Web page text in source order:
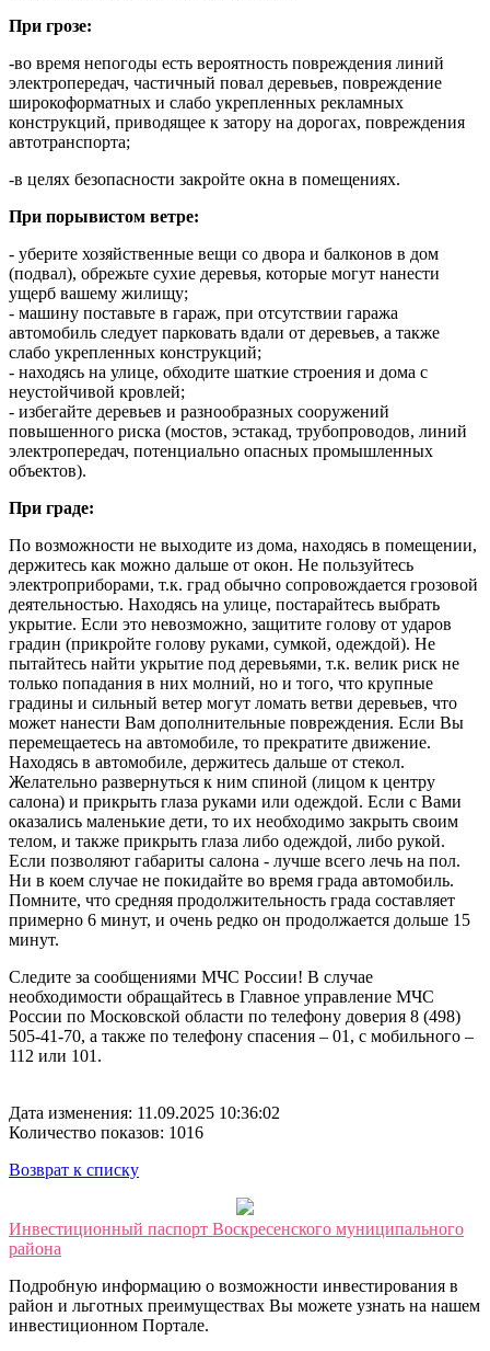
При грозе:
-во время непогоды есть вероятность повреждения линий
электропередач, частичный повал деревьев, повреждение
широкоформатных и слабо укрепленных рекламных
конструкций, приводящее к затору на дорогах, повреждения
автотранспорта;
-в целях безопасности закройте окна в помещениях.
При порывистом ветре:
- уберите хозяйственные вещи со двора и балконов в дом
(подвал), обрежьте сухие деревья, которые могут нанести
ущерб вашему жилищу;
- машину поставьте в гараж, при отсутствии гаража
автомобиль следует парковать вдали от деревьев, а также
слабо укрепленных конструкций;
- находясь на улице, обходите шаткие строения и дома с
неустойчивой кровлей;
- избегайте деревьев и разнообразных сооружений
повышенного риска (мостов, эстакад, трубопроводов, линий
электропередач, потенциально опасных промышленных
объектов).
При граде:
По возможности не выходите из дома, находясь в помещении,
держитесь как можно дальше от окон. Не пользуйтесь
электроприборами, т.к. град обычно сопровождается грозовой
деятельностью. Находясь на улице, постарайтесь выбрать
укрытие. Если это невозможно, защитите голову от ударов
градин (прикройте голову руками, сумкой, одеждой). Не
пытайтесь найти укрытие под деревьями, т.к. велик риск не
только попадания в них молний, но и того, что крупные
градины и сильный ветер могут ломать ветви деревьев, что
может нанести Вам дополнительные повреждения. Если Вы
перемещаетесь на автомобиле, то прекратите движение.
Находясь в автомобиле, держитесь дальше от стекол.
Желательно развернуться к ним спиной (лицом к центру
салона) и прикрыть глаза руками или одеждой. Если с Вами
оказались маленькие дети, то их необходимо закрыть своим
телом, и также прикрыть глаза либо одеждой, либо рукой.
Если позволяют габариты салона - лучше всего лечь на пол.
Ни в коем случае не покидайте во время града автомобиль.
Помните, что средняя продолжительность града составляет
примерно 6 минут, и очень редко он продолжается дольше 15
минут.
Следите за сообщениями МЧС России! В случае
необходимости обращайтесь в Главное управление МЧС
России по Московской области по телефону доверия 8 (498)
505-41-70, а также по телефону спасения – 01, с мобильного –
112 или 101.
Дата изменения: 11.09.2025 10:36:02
Количество показов: 1016
Возврат к списку
Инвестиционный паспорт Воскресенского муниципального
района
Подробную информацию о возможности инвестирования в
район и льготных преимуществах Вы можете узнать на нашем
инвестиционном Портале.